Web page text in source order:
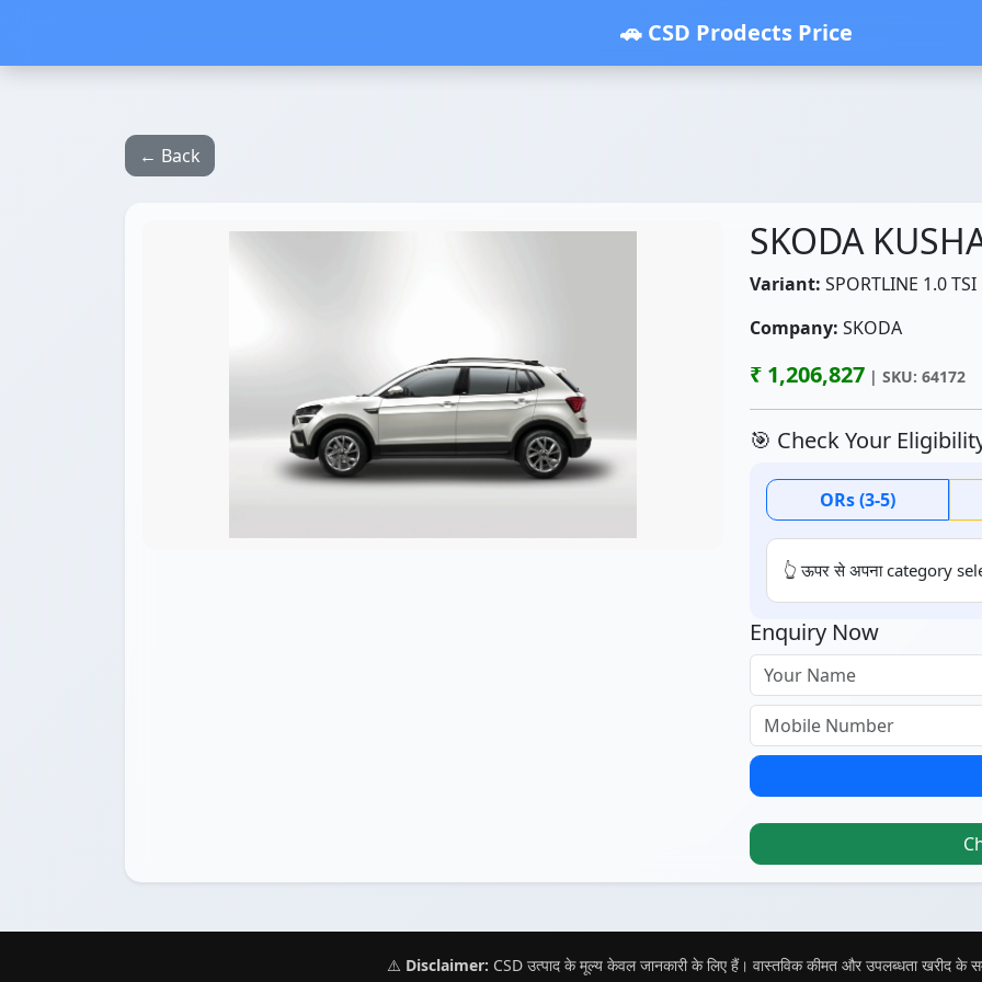
🚗 CSD Prodects Price
← Back
SKODA
Variant: SPORTLINE 1.0
Company: SKODA
₹ 1,206,827 | SKU: 64172
🎯 Check Your
ORs (3-5)
👆 ऊपर से अपना category
Enquiry Now
⚠️ Disclaimer: CSD उत्पाद के मूल्य केवल जानकारी के लिए हैं। वास्तविक कीमत और उपलब्धता खरीद के